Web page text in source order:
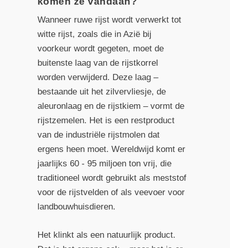
Wanneer ruwe rijst wordt verwerkt tot
witte rijst, zoals die in Azië bij
voorkeur wordt gegeten, moet de
buitenste laag van de rijstkorrel
worden verwijderd. Deze laag –
bestaande uit het zilvervliesje, de
aleuronlaag en de rijstkiem – vormt de
rijstzemelen. Het is een restproduct
van de industriële rijstmolen dat
ergens heen moet. Wereldwijd komt er
jaarlijks 60 - 95 miljoen ton vrij, die
traditioneel wordt gebruikt als meststof
voor de rijstvelden of als veevoer voor
landbouwhuisdieren.
Het klinkt als een natuurlijk product.